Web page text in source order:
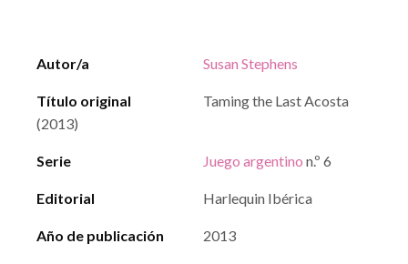
Autor/a Susan Stephens
Título original
Taming the Last Acosta
(2013)
Serie Juego argentino n.º 6
Editorial Harlequin Ibérica
Año de publicación 2013